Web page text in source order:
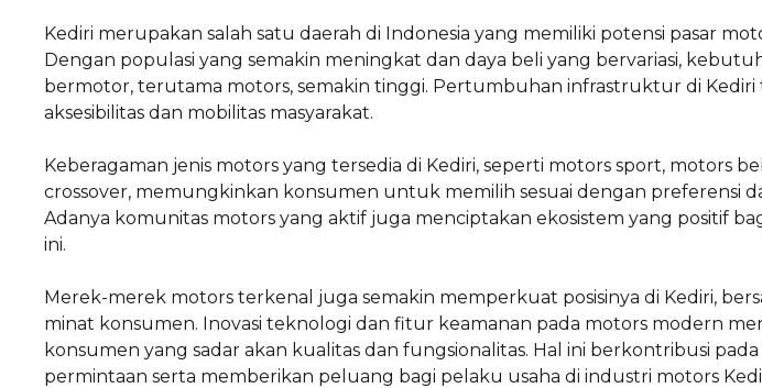
Kediri merupakan salah satu daerah di Indonesia yang memiliki potensi pasar
Dengan populasi yang semakin meningkat dan daya beli yang bervariasi,
bermotor, terutama motors, semakin tinggi. Pertumbuhan infrastruktur di
aksesibilitas dan mobilitas masyarakat.
Keberagaman jenis motors yang tersedia di Kediri, seperti motors sport, motors
crossover, memungkinkan konsumen untuk memilih sesuai dengan preferensi
Adanya komunitas motors yang aktif juga menciptakan ekosistem yang positif
ini.
Merek-merek motors terkenal juga semakin memperkuat posisinya di Kediri,
minat konsumen. Inovasi teknologi dan fitur keamanan pada motors modern
konsumen yang sadar akan kualitas dan fungsionalitas. Hal ini berkontribusi
permintaan serta memberikan peluang bagi pelaku usaha di industri motors